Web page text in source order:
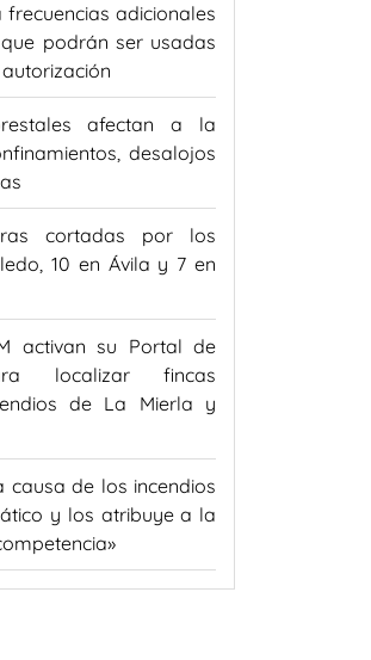
frecuencias adicionales
podrán ser usadas
afectan a la
desalojos
cortadas por los
10 en Ávila y 7 en
activan su Portal de
localizar fincas
de La Mierla y
causa de los incendios
y los atribuye a la